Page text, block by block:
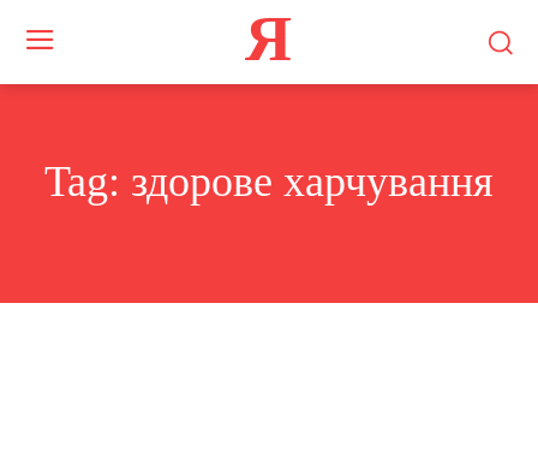
Я
Tag: здорове харчування